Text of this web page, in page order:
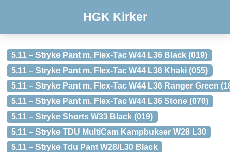
HGK Kirker
5.11 – Stryke Pant m. Flex-Tac W44 L36 Black (019)
5.11 – Stryke Pant m. Flex-Tac W44 L36 Khaki (055)
5.11 – Stryke Pant m. Flex-Tac W44 L36 Ranger Green
5.11 – Stryke Pant m. Flex-Tac W44 L36 Stone (070)
5.11 – Stryke Shorts W33 Black (019)
5.11 – Stryke TDU MultiCam Kampbukser W28 L30
5.11 – Stryke Tdu Pant W28/L30 Black